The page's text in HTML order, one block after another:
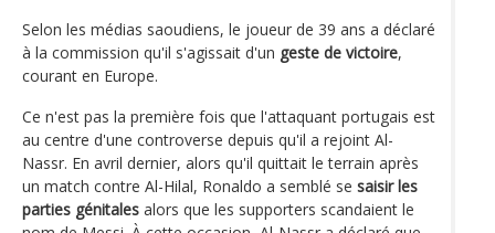
Selon les médias saoudiens, le joueur de 39 ans a déclaré
à la commission qu'il s'agissait d'un geste de victoire,
courant en Europe.
Ce n'est pas la première fois que l'attaquant portugais est
au centre d'une controverse depuis qu'il a rejoint Al-
Nassr. En avril dernier, alors qu'il quittait le terrain après
un match contre Al-Hilal, Ronaldo a semblé se saisir les
parties génitales alors que les supporters scandaient le